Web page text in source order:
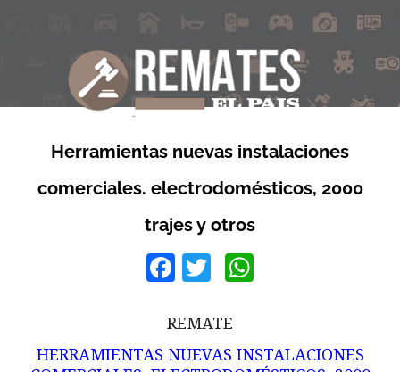
Herramientas nuevas instalaciones
comerciales. electrodomésticos, 2000
trajes y otros
Facebook
Twitter
REMATE
HERRAMIENTAS NUEVAS INSTALACIONES